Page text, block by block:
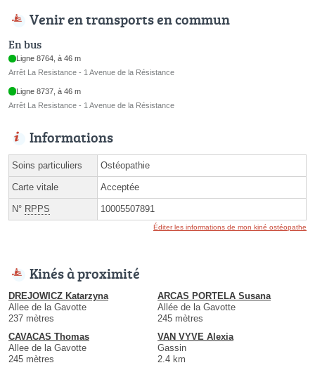
Venir en transports en commun
En bus
Ligne 8764, à 46 m
Arrêt La Resistance - 1 Avenue de la Résistance
Ligne 8737, à 46 m
Arrêt La Resistance - 1 Avenue de la Résistance
Informations
Soins particuliers Ostéopathie
Carte vitale Acceptée
N° RPPS 10005507891
Éditer les informations de mon kiné ostéopathe
Kinés à proximité
DREJOWICZ Katarzyna
Allee de la Gavotte
237 mètres
ARCAS PORTELA Susana
Allée de la Gavotte
245 mètres
CAVACAS Thomas
Allee de la Gavotte
245 mètres
VAN VYVE Alexia
Gassin
2.4 km